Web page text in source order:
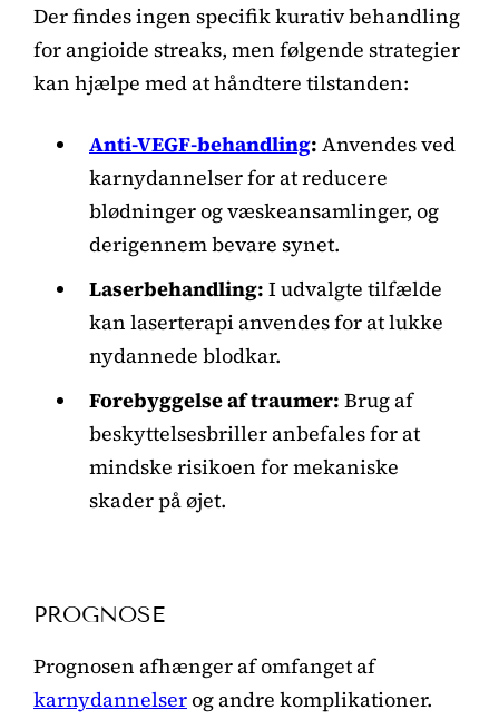
Der findes ingen specifik kurativ behandling
for angioide streaks, men følgende strategier
kan hjælpe med at håndtere tilstanden:
Anti-VEGF-behandling: Anvendes ved
karnydannelser for at reducere
blødninger og væskeansamlinger, og
derigennem bevare synet.
Laserbehandling: I udvalgte tilfælde
kan laserterapi anvendes for at lukke
nydannede blodkar.
Forebyggelse af traumer: Brug af
beskyttelsesbriller anbefales for at
mindske risikoen for mekaniske
skader på øjet.
PROGNOSE
Prognosen afhænger af omfanget af
karnydannelserog andre komplikationer.